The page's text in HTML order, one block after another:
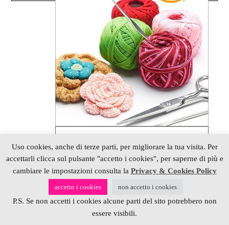
Uso cookies, anche di terze parti, per migliorare la tua visita. Per
accettarli clicca sul pulsante "accetto i cookies", per saperne di più e
cambiare le impostazioni consulta la Privacy & Cookies Policy
accetto i cookies non accetto i cookies
P.S. Se non accetti i cookies alcune parti del sito potrebbero non
essere visibili.